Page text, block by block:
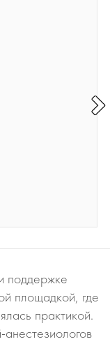
поддержке
площадкой, где
практикой.